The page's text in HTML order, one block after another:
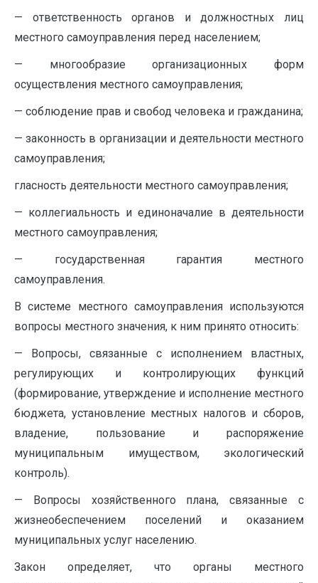
— ответственность органов и должностных лиц
местного самоуправления перед населением;
— многообразие организационных форм
осуществления местного самоуправления;
— соблюдение прав и свобод человека и гражданина;
— законность в организации и деятельности местного
самоуправления;
гласность деятельности местного самоуправления;
— коллегиальность и единоначалие в деятельности
местного самоуправления;
— государственная гарантия местного
самоуправления.
В системе местного самоуправления используются
вопросы местного значения, к ним принято относить:
— Вопросы, связанные с исполнением властных,
регулирующих и контролирующих функций
(формирование, утверждение и исполнение местного
бюджета, установление местных налогов и сборов,
владение, пользование и распоряжение
муниципальным имуществом, экологический
контроль).
— Вопросы хозяйственного плана, связанные с
жизнеобеспечением поселений и оказанием
муниципальных услуг населению.
Закон определяет, что органы местного